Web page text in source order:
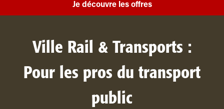
Je découvre les offres
Ville Rail & Transports :
Pour les pros du transport
public